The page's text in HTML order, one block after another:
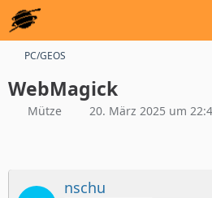
PC/GEOS
WebMagick
Mütze 20. März 2025 um
nschu